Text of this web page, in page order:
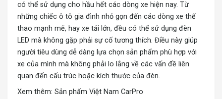
có thể sử dụng cho hầu hết các dòng xe hiện nay. Từ
những chiếc ô tô gia đình nhỏ gọn đến các dòng xe thể
thao mạnh mẽ, hay xe tải lớn, đều có thể sử dụng đèn
LED mà không gặp phải sự cố tương thích. Điều này giúp
người tiêu dùng dễ dàng lựa chọn sản phẩm phù hợp với
xe của mình mà không phải lo lắng về các vấn đề liên
quan đến cấu trúc hoặc kích thước của đèn.
Xem thêm: Sản phẩm Việt Nam CarPro